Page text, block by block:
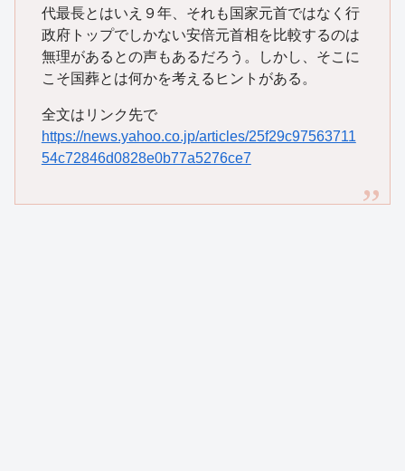
代最長とはいえ９年、それも国家元首ではなく行
政府トップでしかない安倍元首相を比較するのは
無理があるとの声もあるだろう。しかし、そこに
こそ国葬とは何かを考えるヒントがある。
全文はリンク先で
https://news.yahoo.co.jp/articles/25f29c97563711
54c72846d0828e0b77a5276ce7